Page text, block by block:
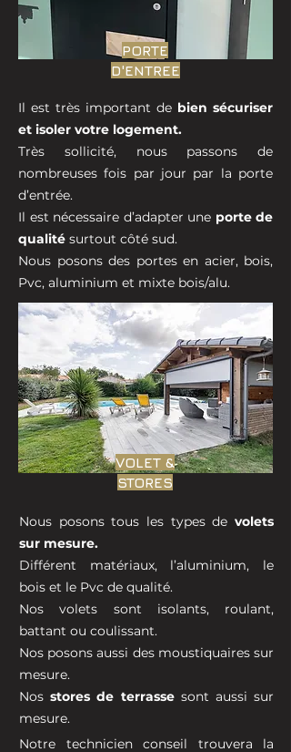
PORTE
D'ENTREE
Il est très important de bien sécuriser
et isoler votre logement.
Très sollicité, nous passons de
nombreuses fois par jour par la porte
d’entrée.
Il est nécessaire d’adapter une porte de
qualité surtout côté sud.
Nous posons des portes en acier, bois,
Pvc, aluminium et mixte bois/alu.
VOLET &
STORES
Nous posons tous les types de volets
sur mesure.
Différent matériaux, l’aluminium, le
bois et le Pvc de qualité.
Nos volets sont isolants, roulant,
battant ou coulissant.
Nos posons aussi des moustiquaires sur
mesure.
Nosstores de terrassesont aussi sur
mesure.
Notre technicien conseil trouvera la